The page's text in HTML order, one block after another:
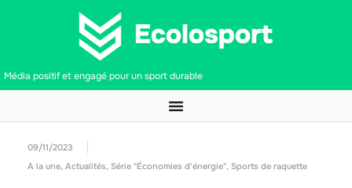
Média positif et engagé pour un sport durable
09/11/2023
A la une, Actualités, Série "Économies d'énergie", Sports de raquette